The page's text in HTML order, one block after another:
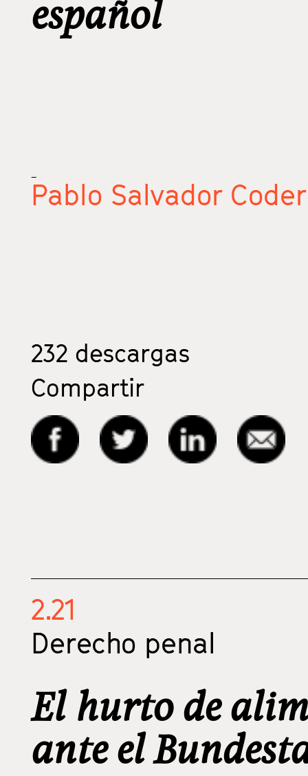
español
_
Pablo Salvador
232 descargas
Compartir
2.21
Derecho penal
El hurto de
ante el